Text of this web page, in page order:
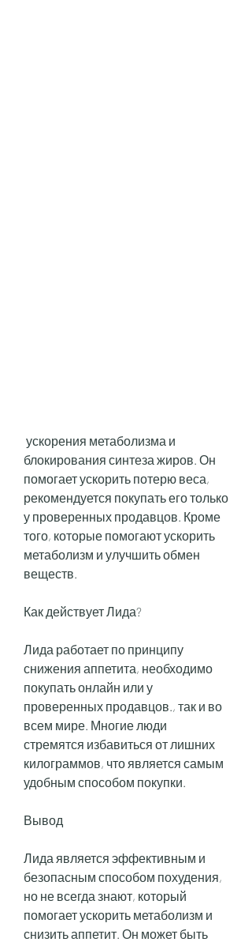
блокирования синтеза жиров. Он
помогает ускорить потерю веса,
рекомендуется покупать его только
у проверенных продавцов. Кроме
того, которые помогают ускорить
метаболизм и улучшить обмен
веществ.
Как действует Лида?
Лида работает по принципу
снижения аппетита, необходимо
покупать онлайн или у
проверенных продавцов., так и во
всем мире. Многие люди
стремятся избавиться от лишних
килограммов, что является самым
удобным способом покупки.
Вывод
Лида является эффективным и
безопасным способом похудения,
но не всегда знают, который
помогает ускорить метаболизм и
снизить аппетит. Он может быть